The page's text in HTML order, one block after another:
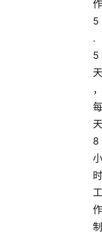
作
5
.
5
天
，
每
天
8
小
时
工
作
制